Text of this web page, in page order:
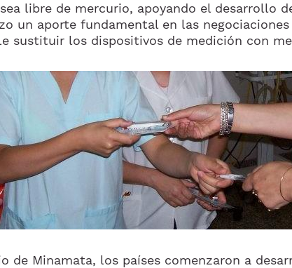
libre de mercurio, apoyando el desarrollo
un aporte fundamental en las
sustituir los dispositivos de medición con
de Minamata, los países comenzaron a